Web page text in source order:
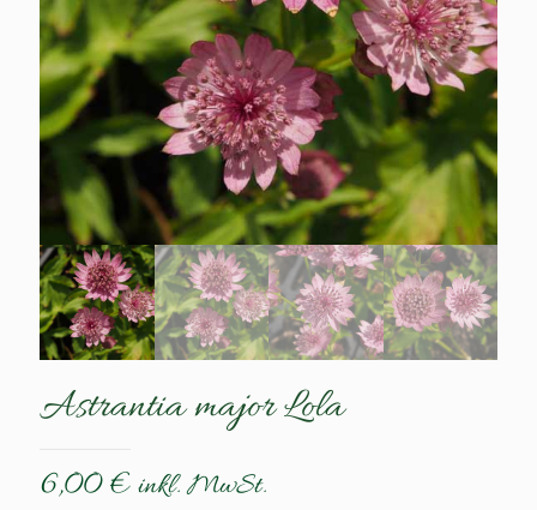
Astrantia major Lola
6,00€ inkl. MwSt.